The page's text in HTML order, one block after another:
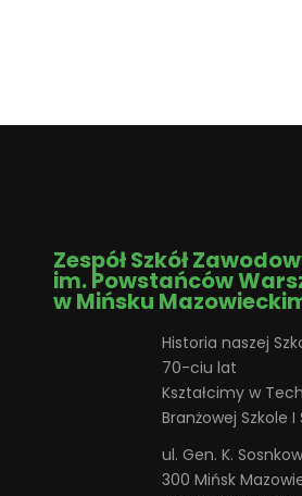
Zespół Szkół
im. Powstańców
w Mińsku
Historia naszej
70-ciu lat
Kształcimy w
Branżowej Szkole I
ul. Gen. K.
300 Mińsk